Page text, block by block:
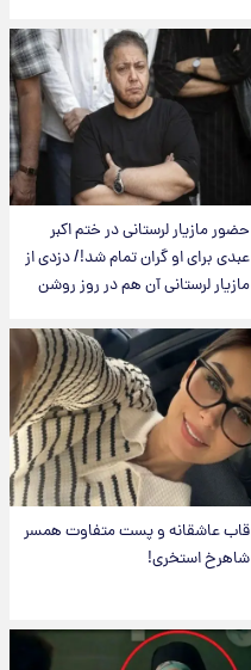
حضور مازیار لرستانی در ختم اکبر
عبدی برای او گران تمام شد!/ دزدی از
مازیار لرستانی آن هم در روز روشن
قاب عاشقانه و پست متفاوت همسر
شاهرخ استخری!